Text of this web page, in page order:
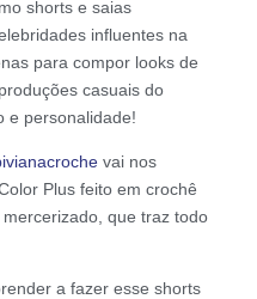
shorts e saias
influentes na
para compor looks de
casuais do
e personalidade!
vai nos
Plus feito em crochê
que traz todo
a fazer esse shorts